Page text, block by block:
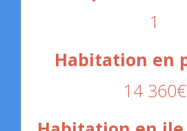
1
14 360€